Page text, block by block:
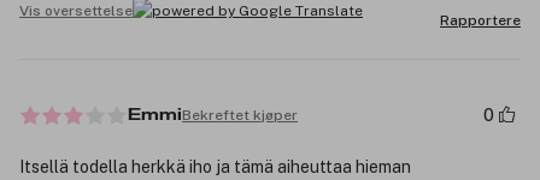
Vis oversettelse
Rapportere
EmmiBekreftet kjøper 0
Itsellä todella herkkä iho ja tämä aiheuttaa hieman